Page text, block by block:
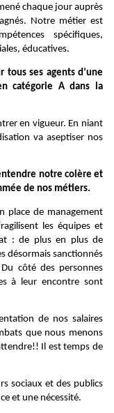
chaque jour auprès
Notre métier est
spécifiques,
éducatives.
ses agents d’une
catégorie A dans la
en vigueur. En niant
va aseptiser nos
notre colère et
de nos métiers.
place de management
les équipes et
: de plus en plus de
désormais sanctionnés
côté des personnes
à leur encontre sont
de nos salaires
que nous menons
Il est temps de
sociaux et des publics
et une nécessité.